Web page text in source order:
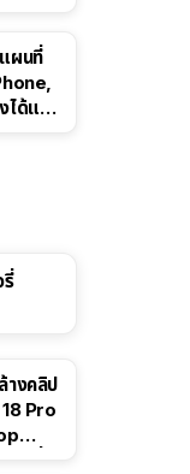
ผนที่
ได้แม้
รี่
างคลิป
Pro